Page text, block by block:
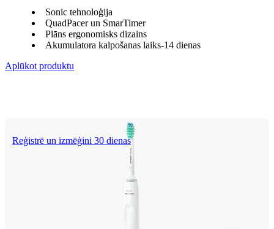
Sonic tehnoloģija
QuadPacer un SmarTimer
Plāns ergonomisks dizains
Akumulatora kalpošanas laiks-14 dienas
Aplūkot produktu
Reģistrē un izmēģini 30 dienas